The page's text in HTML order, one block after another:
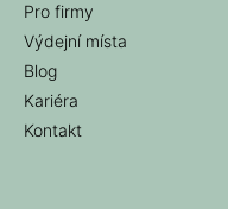
Pro firmy
Výdejní místa
Blog
Kariéra
Kontakt